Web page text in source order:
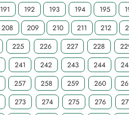
191 192 193 194 195
208 209 210 211 212
225 226 227 228
241 242 243 244
257 258 259 260
273 274 275 276